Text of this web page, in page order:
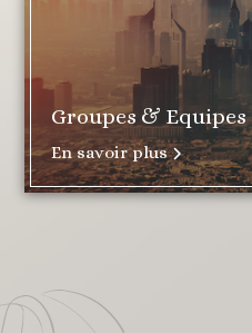
Groupes & Equipes
En savoir plus